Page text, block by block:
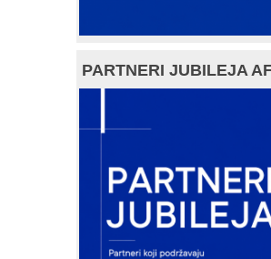
PARTNERI JUBILEJA